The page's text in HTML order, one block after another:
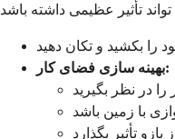
بهینه سازی فضای کار: